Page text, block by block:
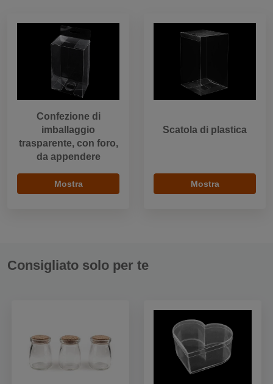
Confezione di
imballaggio
trasparente, con foro,
da appendere
Mostra
Scatola di plastica
Mostra
Consigliato solo per te